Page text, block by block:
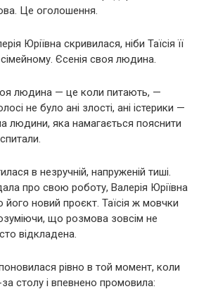
Це оголошення.
Юріївна скривилася, ніби Таїсія її
Єсенія своя людина.
людина — це коли питають, —
не було ані злості, ані істерики —
людини, яка намагається пояснити
в незручній, напруженій тиші.
про свою роботу, Валерія Юріївна
його новий проєкт. Таїсія ж мовчки
що розмова зовсім не
відкладена.
рівно в той момент, коли
столу і впевнено промовила: